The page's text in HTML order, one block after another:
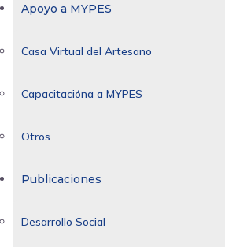
Apoyo a MYPES
Casa Virtual del Artesano
Capacitacióna a MYPES
Otros
Publicaciones
Desarrollo Social